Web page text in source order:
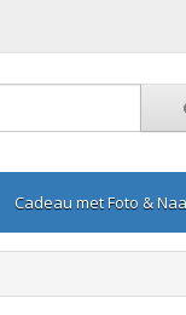
Cadeau met Foto &